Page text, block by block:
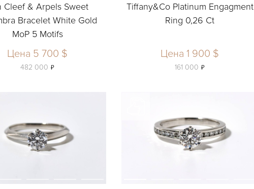
Cleef & Arpels Sweet
Bracelet White Gold
MoP 5 Motifs
Цена 5 700 $
482 000 ь
Tiffany&Co Platinum Engagment
Ring 0,26 Ct
Цена 1 900 $
161 000 ь